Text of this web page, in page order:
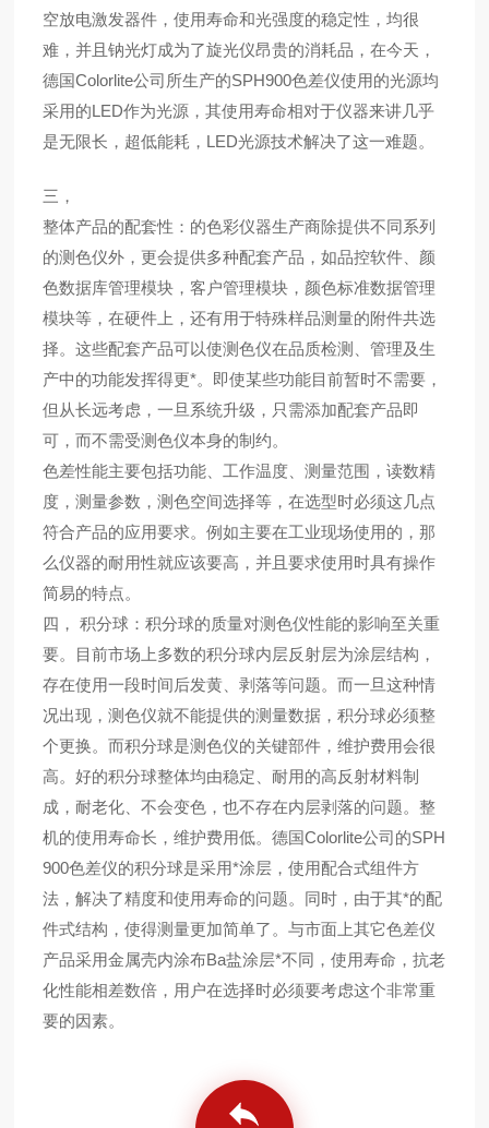
空放电激发器件，使用寿命和光强度的稳定性，均很
难，并且钠光灯成为了旋光仪昂贵的消耗品，在今天，
德国Colorlite公司所生产的SPH900色差仪使用的光源均
采用的LED作为光源，其使用寿命相对于仪器来讲几乎
是无限长，超低能耗，LED光源技术解决了这一难题。
三，
整体产品的配套性：的色彩仪器生产商除提供不同系列
的测色仪外，更会提供多种配套产品，如品控软件、颜
色数据库管理模块，客户管理模块，颜色标准数据管理
模块等，在硬件上，还有用于特殊样品测量的附件共选
择。这些配套产品可以使测色仪在品质检测、管理及生
产中的功能发挥得更*。即使某些功能目前暂时不需要，
但从长远考虑，一旦系统升级，只需添加配套产品即
可，而不需受测色仪本身的制约。
色差性能主要包括功能、工作温度、测量范围，读数精
度，测量参数，测色空间选择等，在选型时必须这几点
符合产品的应用要求。例如主要在工业现场使用的，那
么仪器的耐用性就应该要高，并且要求使用时具有操作
简易的特点。
四， 积分球：积分球的质量对测色仪性能的影响至关重
要。目前市场上多数的积分球内层反射层为涂层结构，
存在使用一段时间后发黄、剥落等问题。而一旦这种情
况出现，测色仪就不能提供的测量数据，积分球必须整
个更换。而积分球是测色仪的关键部件，维护费用会很
高。好的积分球整体均由稳定、耐用的高反射材料制
成，耐老化、不会变色，也不存在内层剥落的问题。整
机的使用寿命长，维护费用低。德国Colorlite公司的SPH
900色差仪的积分球是采用*涂层，使用配合式组件方
法，解决了精度和使用寿命的问题。同时，由于其*的配
件式结构，使得测量更加简单了。与市面上其它色差仪
产品采用金属壳内涂布Ba盐涂层*不同，使用寿命，抗老
化性能相差数倍，用户在选择时必须要考虑这个非常重
要的因素。